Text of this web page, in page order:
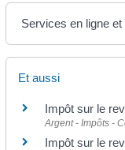
Services en ligne
Et aussi
Impôt sur le
Argent - Impôts -
Impôt sur le